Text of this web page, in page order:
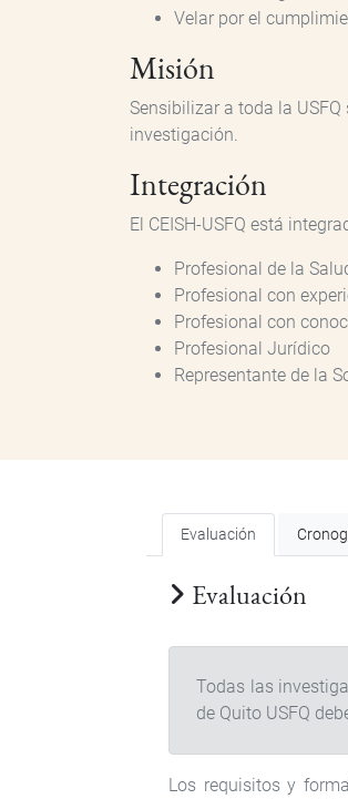
Velar por el
Misión
Sensibilizar a toda la
investigación.
Integración
El CEISH-USFQ está
Profesional de la
Profesional con
Profesional con
Profesional Jurídico
Representante de la
Evaluación
Evaluación
Todas las
de Quito USFQ
Los requisitos y